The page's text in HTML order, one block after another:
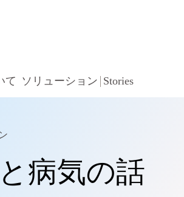
て ソリューション Stories
病気の話